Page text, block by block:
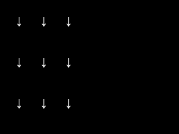
↓ ↓ ↓
↓ ↓ ↓
↓ ↓ ↓